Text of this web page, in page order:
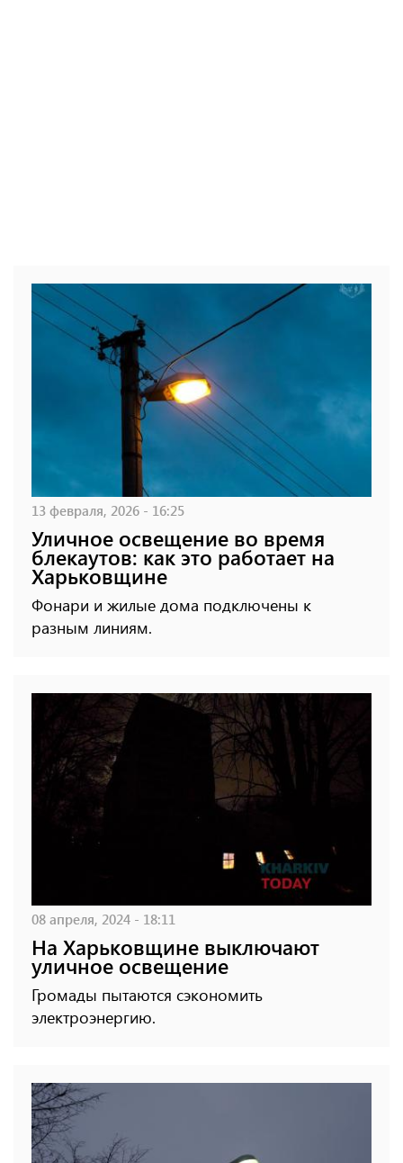
13 февраля, 2026 - 16:25
Уличное освещение во время
блекаутов: как это работает на
Харьковщине
Фонари и жилые дома подключены к
разным линиям.
08 апреля, 2024 - 18:11
На Харьковщине выключают
уличное освещение
Громады пытаются сэкономить
электроэнергию.